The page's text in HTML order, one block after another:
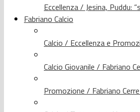
Eccellenza / Jesina, Puddu:
Fabriano Calcio
Calcio / Eccellenza e
Calcio Giovanile / Fabriano
Promozione / Fabriano